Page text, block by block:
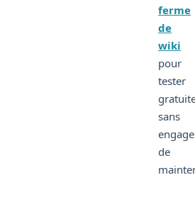
ferme
de
wiki
pour
tester
sans
de